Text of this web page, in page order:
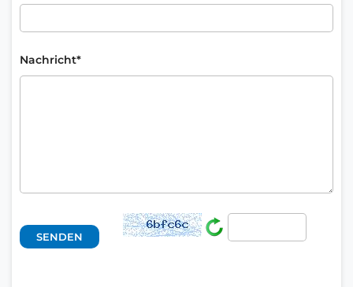
Nachricht*